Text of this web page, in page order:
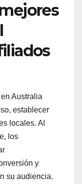
Australia
establecer
locales. Al
los
y
su audiencia.